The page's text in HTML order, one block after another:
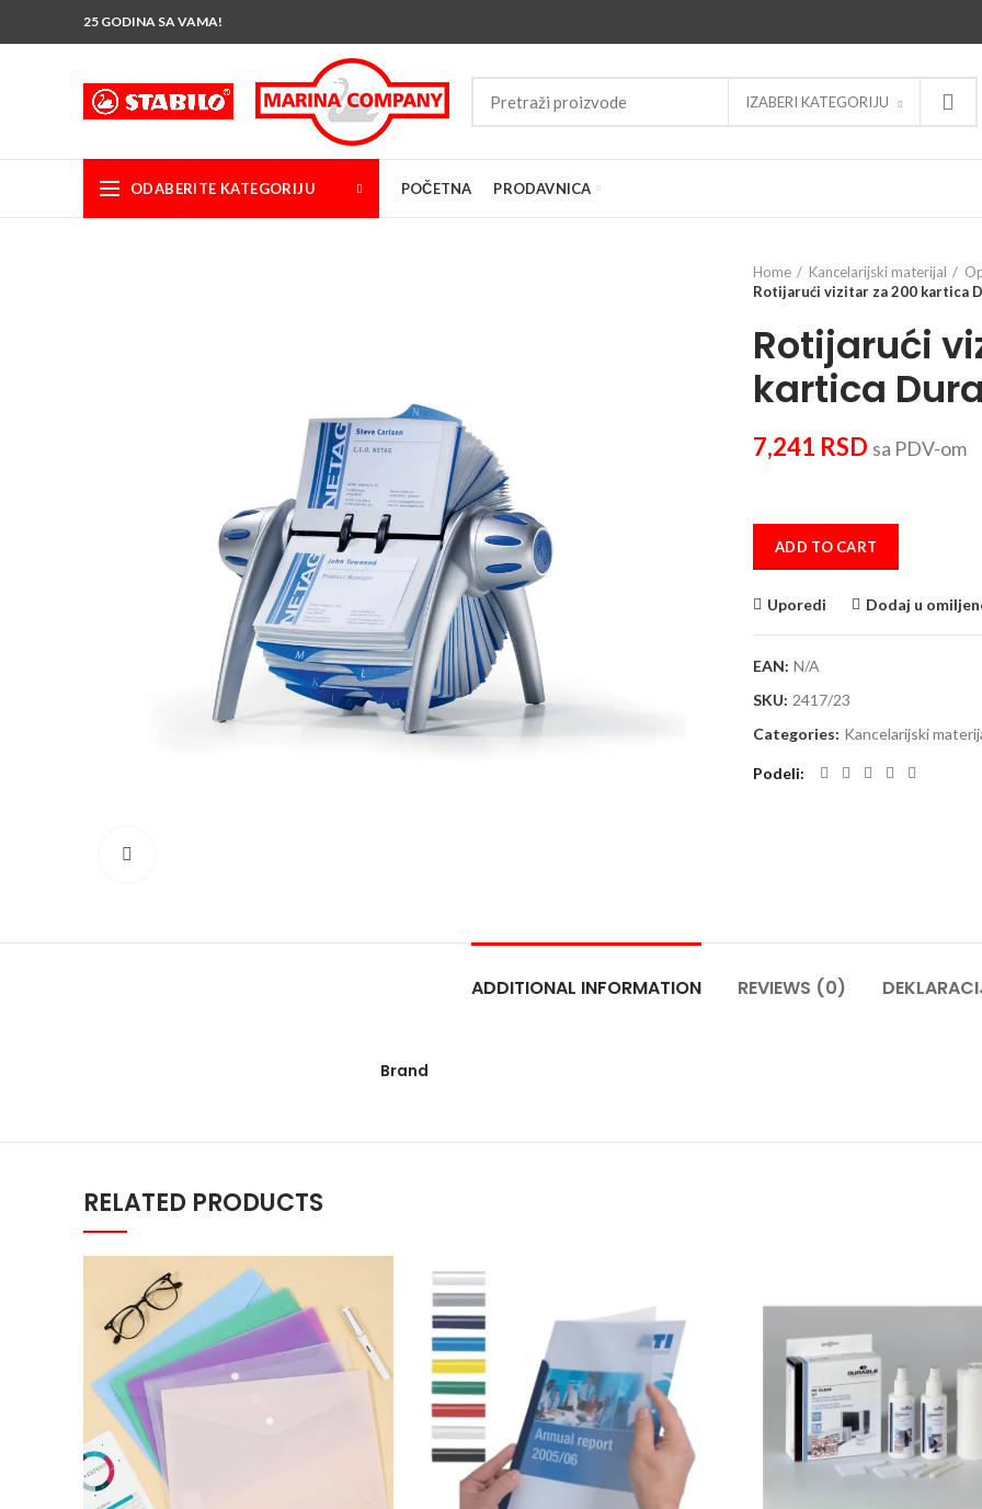
25 GODINA SA VAMA!
IZABERI KATEGORIJU
ODABERITE KATEGORIJU POČETNA PRODAVNICA
Home Kancelarijski materijal
Rotijarući vizitar za 200 kartica
Rotijarući
kartica
7,241 RSD sa PDV-om
ADD TO CART
Uporedi Dodaj u
EAN: N/A
SKU: 2417/23
Categories: Kancelarijski
Podeli
ADDITIONAL INFORMATION REVIEWS (0)
Brand
RELATED PRODUCTS
Pismo fascikla sa drikerom - A4 Zelena quantity Šine za koričenje 1/15 mix quantity Multi